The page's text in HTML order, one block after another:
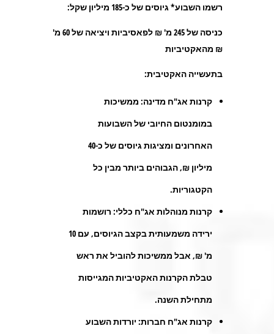
רשמו השבוע* גיוסים של כ-185 מיליון שקל:
כניסה של 245 מ' ₪ לפאסיביות ויציאה של 60 מ'
₪ מהאקטיביות
בתעשייה האקטיבית:
קרנות אג"ח מדינה: ממשיכות
במומנטום החיובי של השבועות
האחרונים ומציגות גיוסים של כ-40
מיליון ₪, הגבוהים ביותר מבין כל
הקטגוריות.
קרנות מנוהלות אג"ח כללי: רושמות
ירידה משמעותית בקצב הגיוסים, עם 10
מ' ₪, אבל ממשיכות להוביל את ראש
טבלת הקרנות האקטיביות המגייסות
מתחילת השנה.
קרנות אג"ח חברות: יורדות השבוע